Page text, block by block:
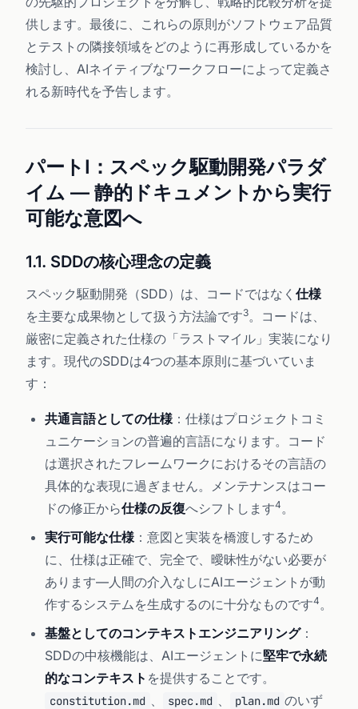
供します。最後に、これらの原則がソフトウェア品質
とテストの隣接領域をどのように再形成しているかを
検討し、AIネイティブなワークフローによって定義さ
れる新時代を予告します。
パートI：スペック駆動開発パラダ
イム — 静的ドキュメントから実行
可能な意図へ
1.1. SDDの核心理念の定義
スペック駆動開発（SDD）は、コードではなく 仕様
を主要な成果物として扱う方法論です3。コードは、
厳密に定義された仕様の「ラストマイル」実装になり
ます。現代のSDDは4つの基本原則に基づいていま
す：
共通言語としての仕様：仕様はプロジェクトコミ
ュニケーションの普遍的言語になります。コード
は選択されたフレームワークにおけるその言語の
具体的な表現に過ぎません。メンテナンスはコー
ドの修正から仕様の反復へシフトします4。
実行可能な仕様：意図と実装を橋渡しするため
に、仕様は正確で、完全で、曖昧性がない必要が
あります—人間の介入なしにAIエージェントが動
作するシステムを生成するのに十分なものです4。
基盤としてのコンテキストエンジニアリング：
SDDの中核機能は、AIエージェントに堅牢で永続
的なコンテキスト を提供することです。
constitution.md 、 spec.md 、 plan.md のいず